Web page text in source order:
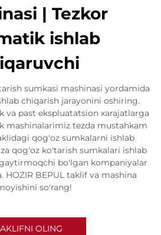
| Tezkor
ishlab
sumkasi mashinasi yordamida
chiqarish jarayonini oshiring.
va past ekspluatatsion xarajatlarga
mashinalarimiz tezda mustahkam
qog'oz sumkalarni ishlab
qog'oz ko'tarish sumkalari ishlab
bo'lgan kompaniyalar
HOZIR BEPUL taklif va mashina
so'rang!
OLING